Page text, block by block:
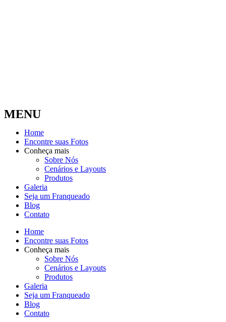
MENU
Home
Encontre suas Fotos
Conheça mais
Sobre Nós
Cenários e Layouts
Produtos
Galeria
Seja um Franqueado
Blog
Contato
Home
Encontre suas Fotos
Conheça mais
Sobre Nós
Cenários e Layouts
Produtos
Galeria
Seja um Franqueado
Blog
Contato